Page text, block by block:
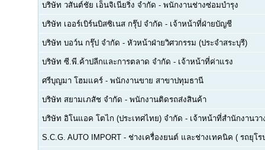
บริษัท วสันต์ชัย เอ็นจิเนียริ่ง จำกัด - พนักงานช่างซ่อมบำรุง
บริษัท เออร์เบิร์นบิสซิเนส กรุ๊ป จำกัด - เจ้าหน้าที่ฝ่ายบัญชี
บริษัท บอว์น กรุ๊ป จำกัด - หัวหน้าฝ่ายวิศวกรรม (ประจำสระบุรี)
บริษัท ซี.พี.ค้าปลีกและการตลาด จำกัด - เจ้าหน้าที่ค่าแรง
ศรีบุญมา โฮมแคร์ - พนักงานขาย สาขาปทุมธานี
บริษัท สยามเภสัช จำกัด - พนักงานติดรถส่งสินค้า
บริษัท อิโนแอค โตไก (ประเทศไทย) จำกัด - เจ้าหน้าที่สำนักงานวา
S.C.G. AUTO IMPORT - ช่างเครื่องยนต์ และช่างเทคนิค ( รถยุโ